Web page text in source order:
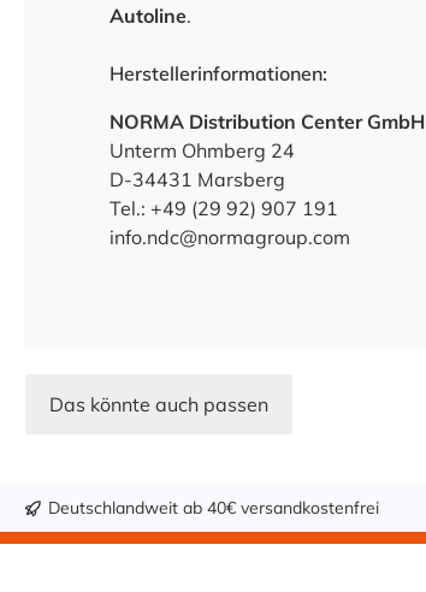
Autoline.
Herstellerinformationen:
NORMA Distribution Center GmbH
Unterm Ohmberg 24
D-34431 Marsberg
Tel.: +49 (29 92) 907 191
info.ndc@normagroup.com
Das könnte auch passen
Deutschlandweit ab 40€ versandkostenfrei